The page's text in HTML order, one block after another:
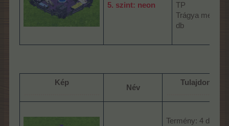
5. szint: neon
TP
Trágya
db
Kép
Név
Termény: 4 db